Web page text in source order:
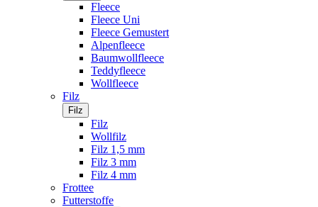
Fleece
Fleece Uni
Fleece Gemustert
Alpenfleece
Baumwollfleece
Teddyfleece
Wollfleece
Filz
Filz
Filz
Wollfilz
Filz 1,5 mm
Filz 3 mm
Filz 4 mm
Frottee
Futterstoffe